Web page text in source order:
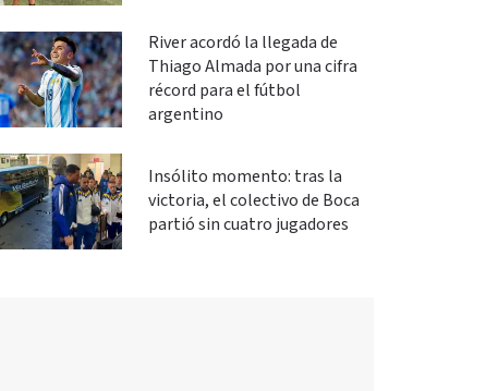
River acordó la llegada de
Thiago Almada por una cifra
récord para el fútbol
argentino
Insólito momento: tras la
victoria, el colectivo de Boca
partió sin cuatro jugadores